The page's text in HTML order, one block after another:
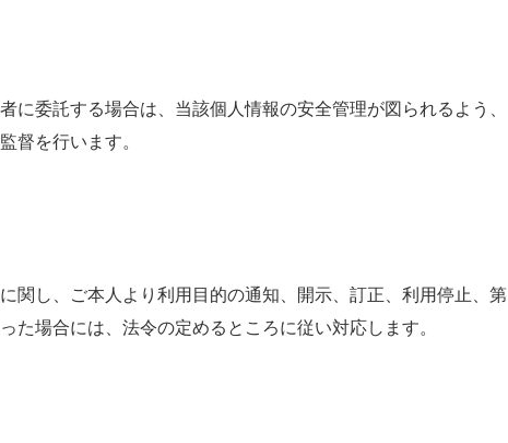
に委託する場合は、当該個人情報の安全管理が図られるよう、
督を行います。
関し、ご本人より利用目的の通知、開示、訂正、利用停止、第
た場合には、法令の定めるところに従い対応します。